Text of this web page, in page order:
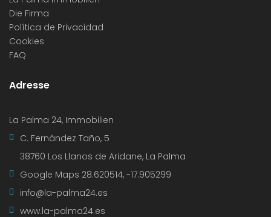
Die Firma
Política de Privacidad
Cookies
FAQ
Adresse
La Palma 24, Immobilien
C. Fernández Taño, 5
38760 Los Llanos de Aridane, La Palma
Google Maps 28.620514, -17.905299
info@la-palma24.es
www.la-palma24.es